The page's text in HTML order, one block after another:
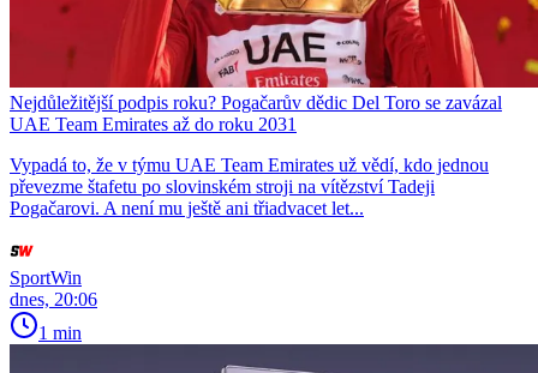
Nejdůležitější podpis roku? Pogačarův dědic Del Toro se zavázal
UAE Team Emirates až do roku 2031
Vypadá to, že v týmu UAE Team Emirates už vědí, kdo jednou
převezme štafetu po slovinském stroji na vítězství Tadeji
Pogačarovi. A není mu ještě ani třiadvacet let...
SportWin
dnes, 20:06
1 min